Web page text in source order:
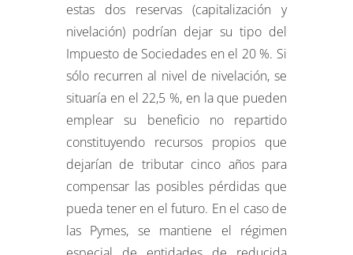
estas dos reservas (capitalización y
nivelación) podrían dejar su tipo del
Impuesto de Sociedades en el 20 %. Si
sólo recurren al nivel de nivelación, se
situaría en el 22,5 %, en la que pueden
emplear su beneficio no repartido
constituyendo recursos propios que
dejarían de tributar cinco años para
compensar las posibles pérdidas que
pueda tener en el futuro. En el caso de
las Pymes, se mantiene el régimen